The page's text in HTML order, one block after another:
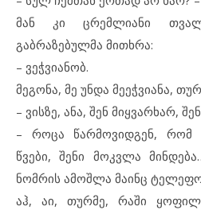
მან კი ცრემლიანი
გაბრაზებულმა მითხრა:
– ვეჭვიანობ.
მეგონა, მე უნდა მეეჭვიანა,
– ვისზე, ანა, შენ მიყვარხარ,
– როცა წარმოვიდგენ,
წვები, შენი მოკვლა
ნომრის ამოშლა მაინც
აჰ, აი, თურმე, რაში